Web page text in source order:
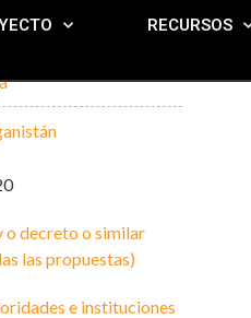
RECURSOS
o decreto o similar
las propuestas)
e instituciones